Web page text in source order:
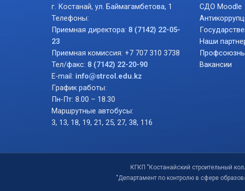
г. Костанай, ул. Баймагамбетова, 1
Телефоны:
Приемная директора: 8 (7142) 22-05-
23
Приемная комиссия: +7 707 310 3738
Тел/факс: 8 (7142) 22-20-90
E-mail: info@strcol.edu.kz
График работы:
Пн-Пт: 8.00 – 18.30
Маршрутные автобусы:
3, 13, 18, 19, 21, 25, 27, 38, 116
СДО Moodle
Наши
Вакансии
КГКП "Костанайский строительный
"Департамент по контролю в сфере